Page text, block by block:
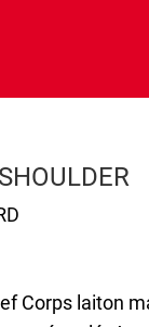
Corps laiton